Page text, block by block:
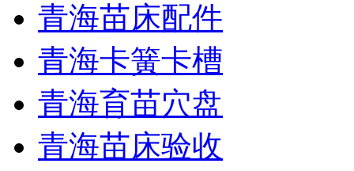
青海苗床配件
青海卡簧卡槽
青海育苗穴盘
青海苗床验收